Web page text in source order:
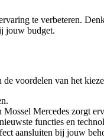
te verbeteren.
jouw budget.
voordelen van het
Mossel Mercedes zorgt
functies en
aansluiten bij jouw